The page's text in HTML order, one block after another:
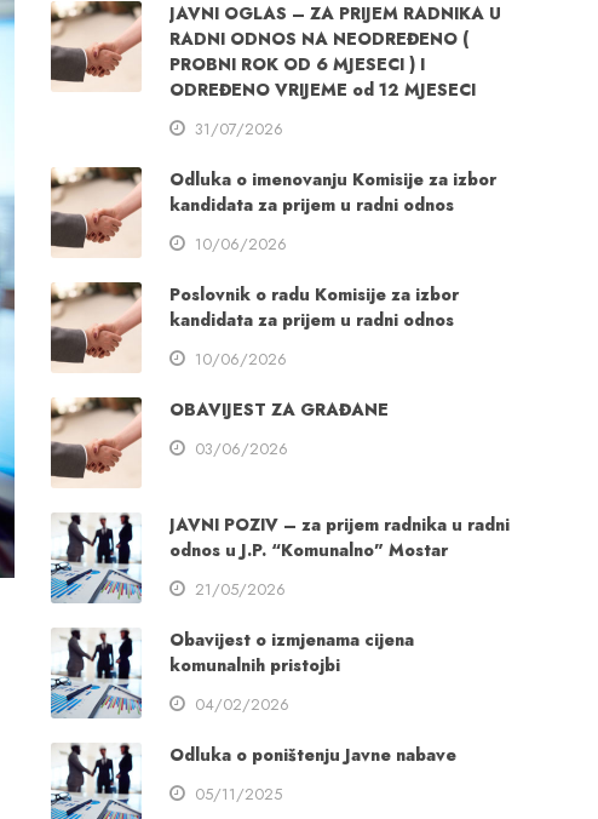
JAVNI OGLAS – ZA PRIJEM RADNIKA U
RADNI ODNOS NA NEODREĐENO (
PROBNI ROK OD 6 MJESECI ) I
ODREĐENO VRIJEME od 12 MJESECI
31/07/2026
Odluka o imenovanju Komisije za izbor
kandidata za prijem u radni odnos
10/06/2026
Poslovnik o radu Komisije za izbor
kandidata za prijem u radni odnos
10/06/2026
OBAVIJEST ZA GRAĐANE
03/06/2026
JAVNI POZIV – za prijem radnika u radni
odnos u J.P. “Komunalno” Mostar
21/05/2026
Obavijest o izmjenama cijena
komunalnih pristojbi
04/02/2026
Odluka o poništenju Javne nabave
05/11/2025